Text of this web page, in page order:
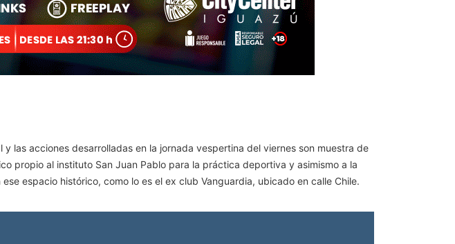
las acciones desarrolladas en la jornada vespertina del viernes son muestra de
propio al instituto San Juan Pablo para la práctica deportiva y asimismo a la
espacio histórico, como lo es el ex club Vanguardia, ubicado en calle Chile.